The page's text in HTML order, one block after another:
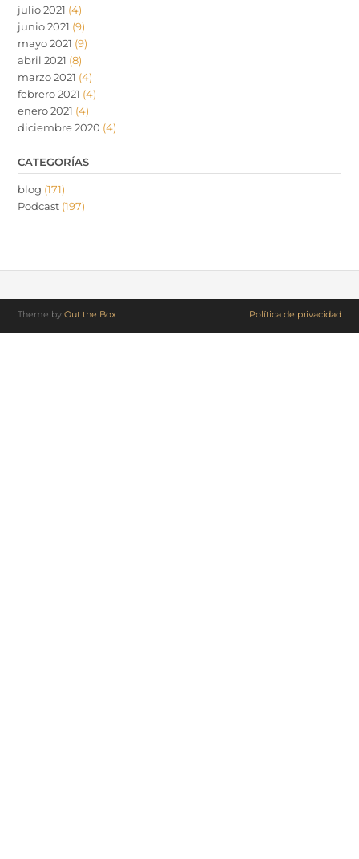
julio 2021 (4)
junio 2021 (9)
mayo 2021 (9)
abril 2021 (8)
marzo 2021 (4)
febrero 2021 (4)
enero 2021 (4)
diciembre 2020 (4)
CATEGORÍAS
blog (171)
Podcast (197)
Theme by Out the Box Política de privacidad